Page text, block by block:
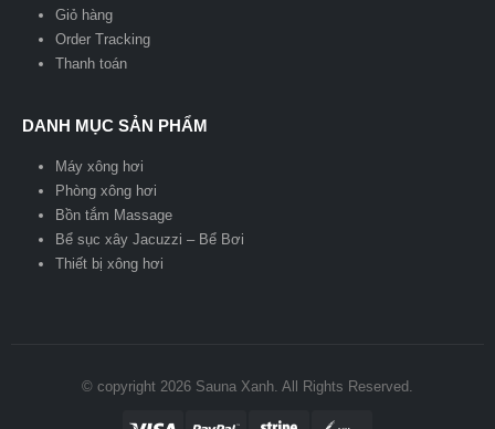
Giỏ hàng
Order Tracking
Thanh toán
DANH MỤC SẢN PHẨM
Máy xông hơi
Phòng xông hơi
Bồn tắm Massage
Bể sục xây Jacuzzi – Bể Bơi
Thiết bị xông hơi
© copyright 2026 Sauna Xanh. All Rights Reserved.